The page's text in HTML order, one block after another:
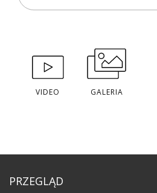
VIDEO GALERIA
PRZEGLĄD